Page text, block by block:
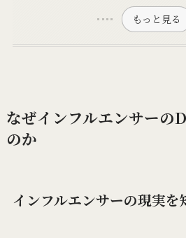
もっと見る
なぜインフルエンサーの
のか
インフルエンサーの現実を